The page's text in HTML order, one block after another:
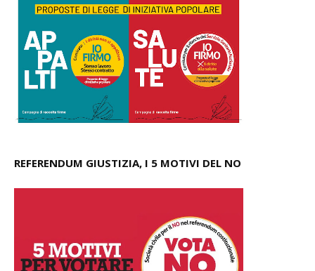
REFERENDUM GIUSTIZIA, I 5 MOTIVI DEL NO